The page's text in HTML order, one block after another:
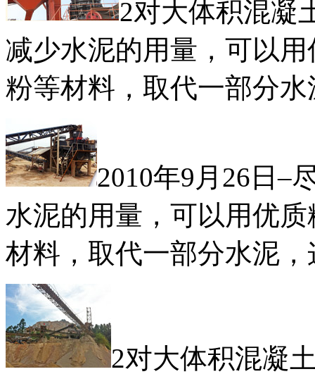
2对大体积混凝
减少水泥的用量，可以
粉等材料，取代一部分
2010年9月26日–
水泥的用量，可以用优
材料，取代一部分水泥
2对大体积混凝